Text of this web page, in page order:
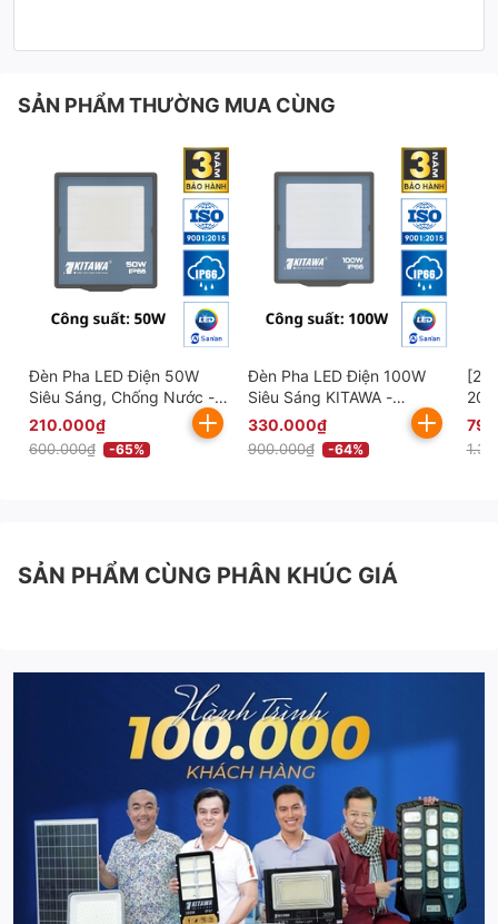
SẢN PHẨM THƯỜNG MUA CÙNG
Đèn Pha LED Điện 50W
Siêu Sáng, Chống Nước -
AC.DP09.50
210.000₫
600.000₫ -65%
Đèn Pha LED Điện 100W
Siêu Sáng KITAWA -
AC.DP09.100
330.000₫
900.000₫ -64%
SẢN PHẨM CÙNG PHÂN KHÚC GIÁ